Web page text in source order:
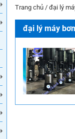
Trang chủ / đại lý
đại lý máy